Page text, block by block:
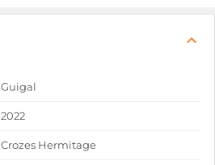
Guigal
2022
Crozes Hermitage